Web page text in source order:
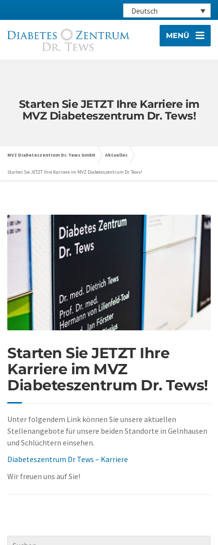
Deutsch
MENÜ
Starten Sie JETZT Ihre Karriere im
MVZ Diabeteszentrum Dr. Tews!
MVZ Diabeteszentrum Dr. Tews GmbH Aktuelles
Starten Sie JETZT Ihre Karriere im MVZ Diabeteszentrum Dr. Tews!
Starten Sie JETZT Ihre
Karriere im MVZ
Diabeteszentrum Dr. Tews!
Unter folgendem Link können Sie unsere aktuellen
Stellenangebote für unsere beiden Standorte in Gelnhausen
und Schlüchtern einsehen.
Diabeteszentrum Dr Tews – Karriere
Wir freuen uns auf Sie!